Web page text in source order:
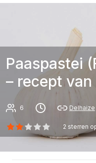
Paaspastei
– recept
6 Delhaize
2 sterren